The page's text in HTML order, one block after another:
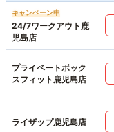
キャンペーン中
24/7ワークアウト鹿
児島店
プライベートボック
スフィット鹿児島店
ライザップ鹿児島店